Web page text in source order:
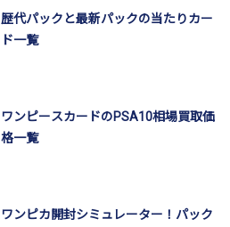
歴代パックと最新パックの当たりカー
ド一覧
ワンピースカードのPSA10相場買取価
格一覧
ワンピカ開封シミュレーター！パック